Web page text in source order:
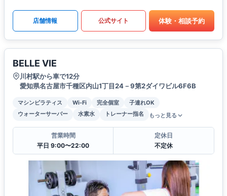
店舗情報 公式サイト 体験・相談予約
BELLE VIE
川村駅から車で12分
愛知県名古屋市千種区内山1丁目24－9第2ダイワビル6F6B
マシンピラティス Wi-Fi 完全個室
子連れOK
ウォーターサーバー
水素水 トレーナー指名 もっと見る
営業時間
平日 9:00〜22:00
定休日
不定休